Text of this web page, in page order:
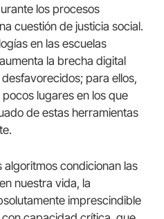
los procesos
cuestión de justicia social.
en las escuelas
la brecha digital
para ellos,
lugares en los que
de estas herramientas
algoritmos condicionan las
nuestra vida, la
imprescindible